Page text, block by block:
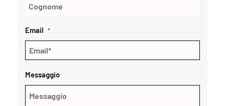
Email *
Messaggio